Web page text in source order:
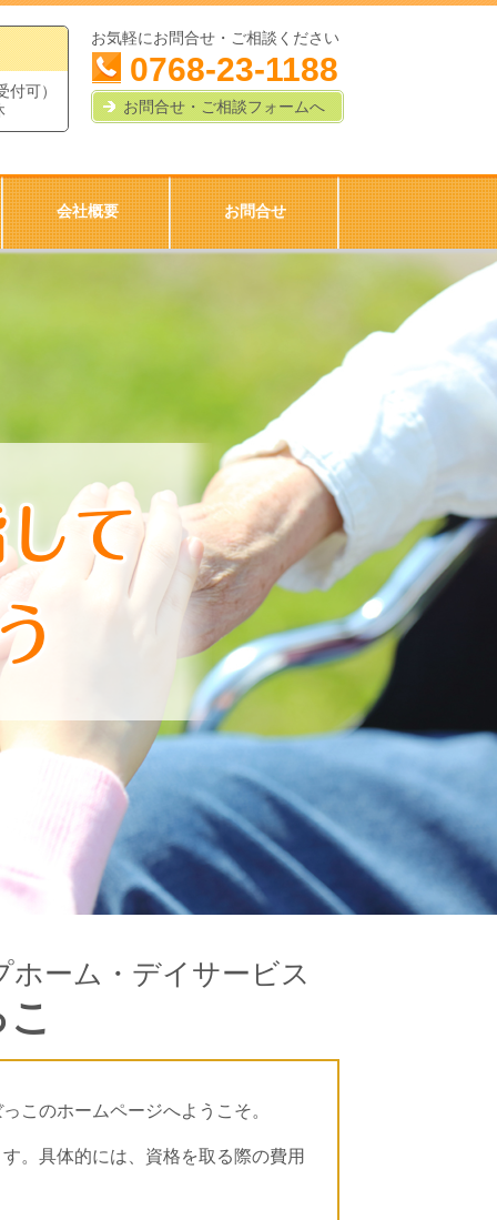
可）
お気軽にお問合せ・ご相談ください
0768-23-1188
お問合せ・ご相談フォームへ
会社概要 お問合せ
ホーム・デイサービス
このホームページへようこそ。
。具体的には、資格を取る際の費用